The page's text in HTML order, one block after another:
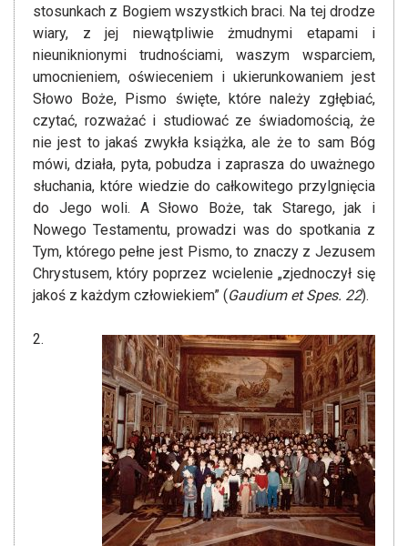
stosunkach z Bogiem wszystkich braci. Na tej drodze
wiary, z jej niewątpliwie żmudnymi etapami i
nieuniknionymi trudnościami, waszym wsparciem,
umocnieniem, oświeceniem i ukierunkowaniem jest
Słowo Boże, Pismo święte, które należy zgłębiać,
czytać, rozważać i studiować ze świadomością, że
nie jest to jakaś zwykła książka, ale że to sam Bóg
mówi, działa, pyta, pobudza i zaprasza do uważnego
słuchania, które wiedzie do całkowitego przylgnięcia
do Jego woli. A Słowo Boże, tak Starego, jak i
Nowego Testamentu, prowadzi was do spotkania z
Tym, którego pełne jest Pismo, to znaczy z Jezusem
Chrystusem, który poprzez wcielenie „zjednoczył się
jakoś z każdym człowiekiem” (Gaudium et Spes. 22).
2.